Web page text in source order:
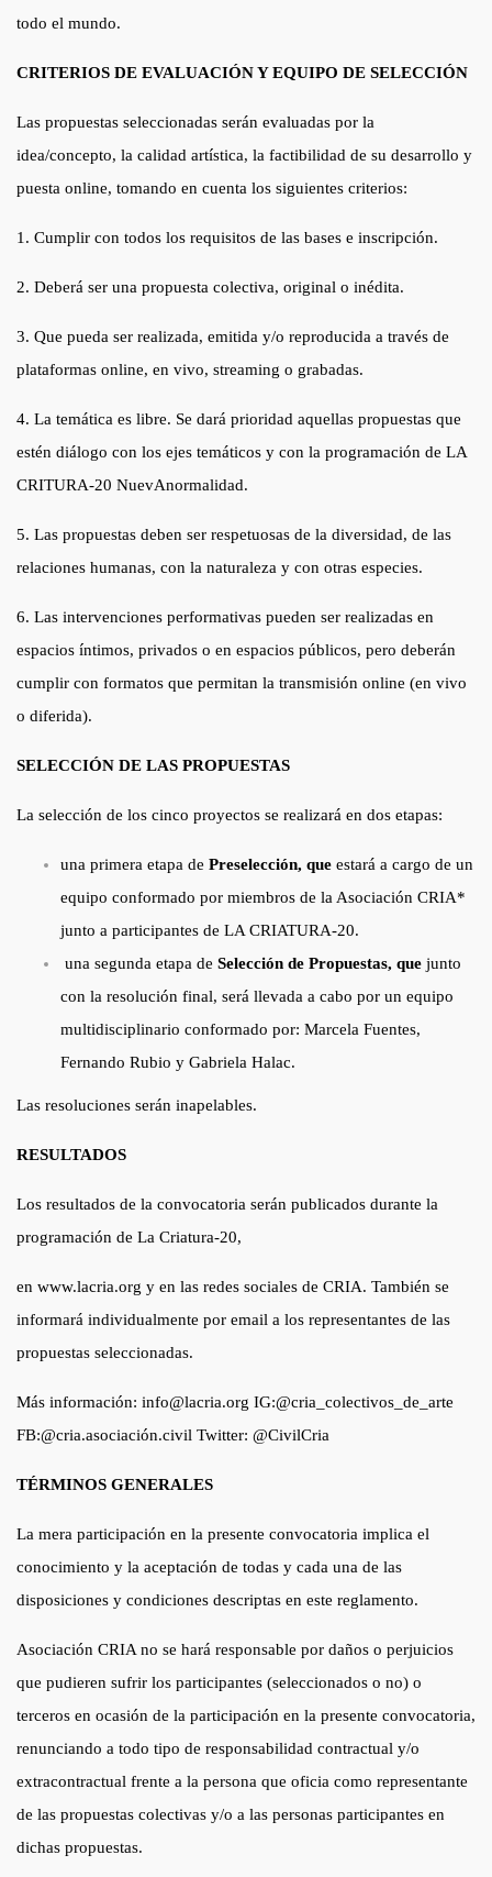
todo el mundo.
CRITERIOS DE EVALUACIÓN Y EQUIPO DE SELECCIÓN
Las propuestas seleccionadas serán evaluadas por la
idea/concepto, la calidad artística, la factibilidad de su desarrollo y
puesta online, tomando en cuenta los siguientes criterios:
1. Cumplir con todos los requisitos de las bases e inscripción.
2. Deberá ser una propuesta colectiva, original o inédita.
3. Que pueda ser realizada, emitida y/o reproducida a través de
plataformas online, en vivo, streaming o grabadas.
4. La temática es libre. Se dará prioridad aquellas propuestas que
estén diálogo con los ejes temáticos y con la programación de LA
CRITURA-20 NuevAnormalidad.
5. Las propuestas deben ser respetuosas de la diversidad, de las
relaciones humanas, con la naturaleza y con otras especies.
6. Las intervenciones performativas pueden ser realizadas en
espacios íntimos, privados o en espacios públicos, pero deberán
cumplir con formatos que permitan la transmisión online (en vivo
o diferida).
SELECCIÓN DE LAS PROPUESTAS
La selección de los cinco proyectos se realizará en dos etapas:
una primera etapa de Preselección, que estará a cargo de un
equipo conformado por miembros de la Asociación CRIA*
junto a participantes de LA CRIATURA-20.
una segunda etapa de Selección de Propuestas, que junto
con la resolución final, será llevada a cabo por un equipo
multidisciplinario conformado por: Marcela Fuentes,
Fernando Rubio y Gabriela Halac.
Las resoluciones serán inapelables.
RESULTADOS
Los resultados de la convocatoria serán publicados durante la
programación de La Criatura-20,
en www.lacria.org y en las redes sociales de CRIA. También se
informará individualmente por email a los representantes de las
propuestas seleccionadas.
Más información: info@lacria.org IG:@cria_colectivos_de_arte
FB:@cria.asociación.civil Twitter: @CivilCria
TÉRMINOS GENERALES
La mera participación en la presente convocatoria implica el
conocimiento y la aceptación de todas y cada una de las
disposiciones y condiciones descriptas en este reglamento.
Asociación CRIA no se hará responsable por daños o perjuicios
que pudieren sufrir los participantes (seleccionados o no) o
terceros en ocasión de la participación en la presente convocatoria,
renunciando a todo tipo de responsabilidad contractual y/o
extracontractual frente a la persona que oficia como representante
de las propuestas colectivas y/o a las personas participantes en
dichas propuestas.